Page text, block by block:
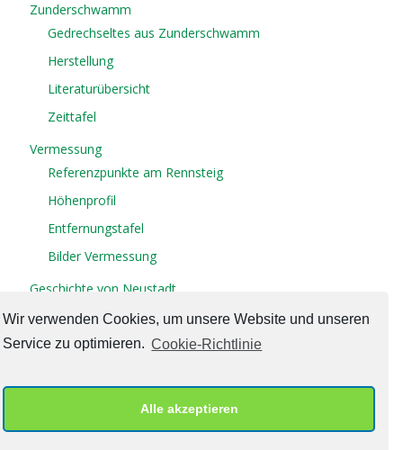
Wir verwenden Cookies, um unsere Website und unseren
Service zu optimieren. Cookie-Richtlinie
Alle akzeptieren
Zunderschwamm
Gedrechseltes aus Zunderschwamm
Herstellung
Literaturübersicht
Zeittafel
Vermessung
Referenzpunkte am Rennsteig
Höhenprofil
Entfernungstafel
Bilder Vermessung
Geschichte von Neustadt
Kontakt
Gästebuch
Cookie-Richtlinie (EU)